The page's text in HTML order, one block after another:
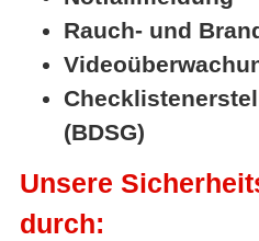
Rauch- und
(BDSG)
Unsere
durch: